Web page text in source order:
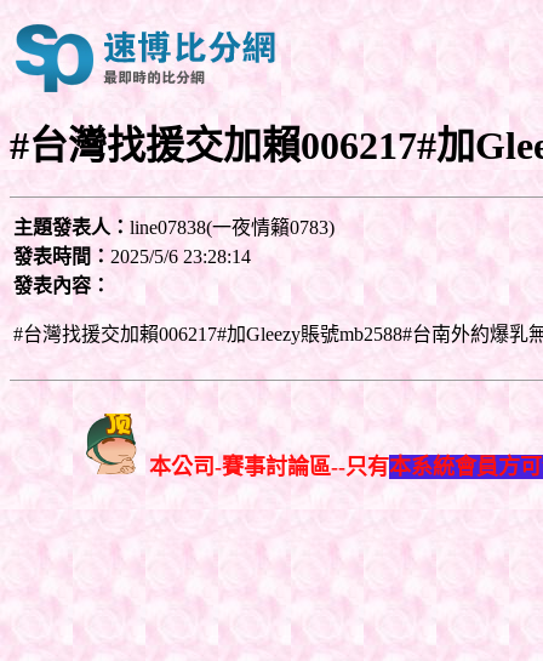
#台灣找援交加賴006217#加
主題發表人： line07838(一夜情籟0783)
發表時間： 2025/5/6 23:28:14
發表內容：
#台灣找援交加賴006217#加Gleezy賬號mb2588#台南外約爆乳
本公司-賽事討論區--只有本系統會員方